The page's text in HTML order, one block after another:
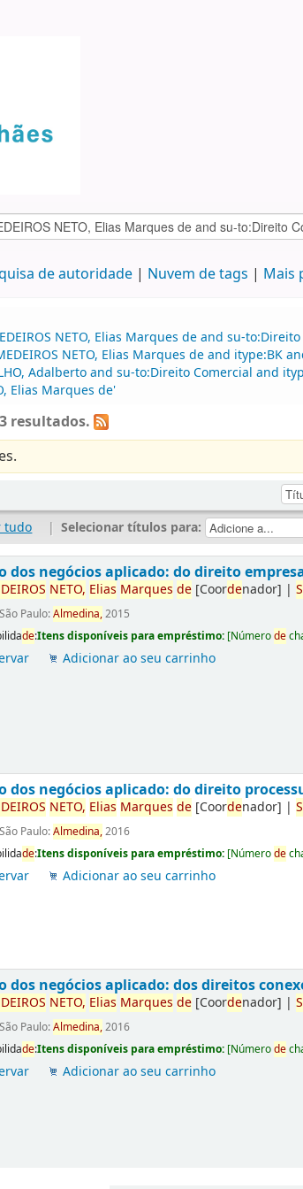
de autoridade Nuvem de tags Mais
NETO, Elias Marques de and su-
NETO, Elias Marques de and itype:BK
Adalberto and su-to:Direito Comercial and
Elias Marques de'
resultados.
tudo | Selecionar títulos para:
dos negócios aplicado: do direito
DEIROS NETO, Elias Marques de [Coordenador] |
São Paulo:Almedina,2015
de:Itens disponíveis para empréstimo: [Númerode
Adicionar ao seu carrinho
dos negócios aplicado: do direito
DEIROS NETO, Elias Marques de [Coordenador] |
São Paulo:Almedina,2016
de:Itens disponíveis para empréstimo: [Númerode
Adicionar ao seu carrinho
dos negócios aplicado: dos direitos
DEIROS NETO, Elias Marques de [Coordenador] |
São Paulo:Almedina,2016
de:Itens disponíveis para empréstimo: [Númerode
Adicionar ao seu carrinho